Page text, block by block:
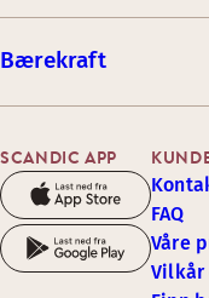
Bærekraft
SCANDIC APP
FAQ
Våre
Vilkår